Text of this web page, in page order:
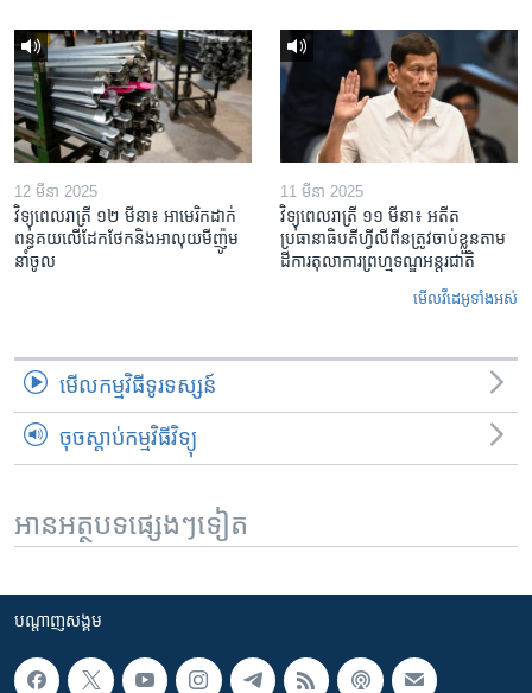
12 មីនា 2025
វិទ្យុពេលរាត្រី ១២ មីនា៖ អាមេរិក​ដាក់​
ពន្ធគយ​លើ​ដែកថែក​និង​អាលុយ​មីញ៉ូម​
នាំចូល
11 មីនា 2025
វិទ្យុពេលរាត្រី ១១ មីនា៖ អតីត​
ប្រធានាធិបតីហ្វីលីពីន​ត្រូវ​ចាប់ខ្លួនតាម
ដីការ​តុលាការ​ព្រហ្មទណ្ឌ​អន្តរជាតិ
មើល​វីដេអូ​ទាំង​អស់
មើល​កម្មវិធី​ទូរទស្សន៍
ចុចស្តាប់កម្មវិធីវិទ្យុ
អានអត្ថបទផ្សេងៗទៀត
បណ្តាញ​សង្គម